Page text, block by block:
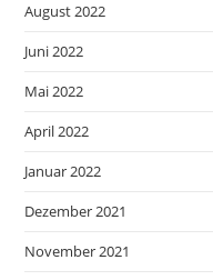
August 2022
Juni 2022
Mai 2022
April 2022
Januar 2022
Dezember 2021
November 2021